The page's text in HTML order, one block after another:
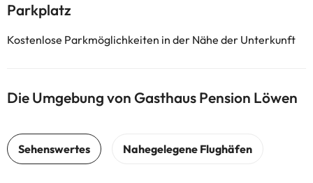
Parkplatz
Kostenlose Parkmöglichkeiten in der Nähe der Unterkunft
Die Umgebung von Gasthaus Pension Löwen